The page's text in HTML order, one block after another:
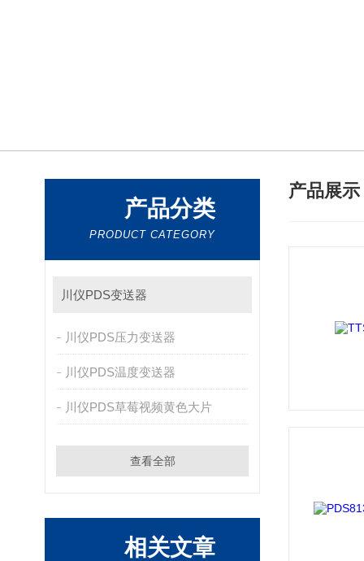
产品分类
PRODUCT CATEGORY
川仪PDS变送器
川仪PDS压力变送器
川仪PDS温度变送器
川仪PDS草莓视频黄色大片
查看全部
相关文章
产品展示